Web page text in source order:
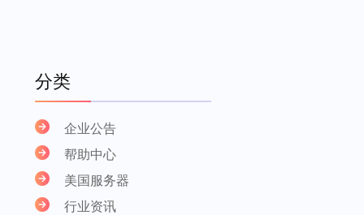
分类
企业公告
帮助中心
美国服务器
行业资讯